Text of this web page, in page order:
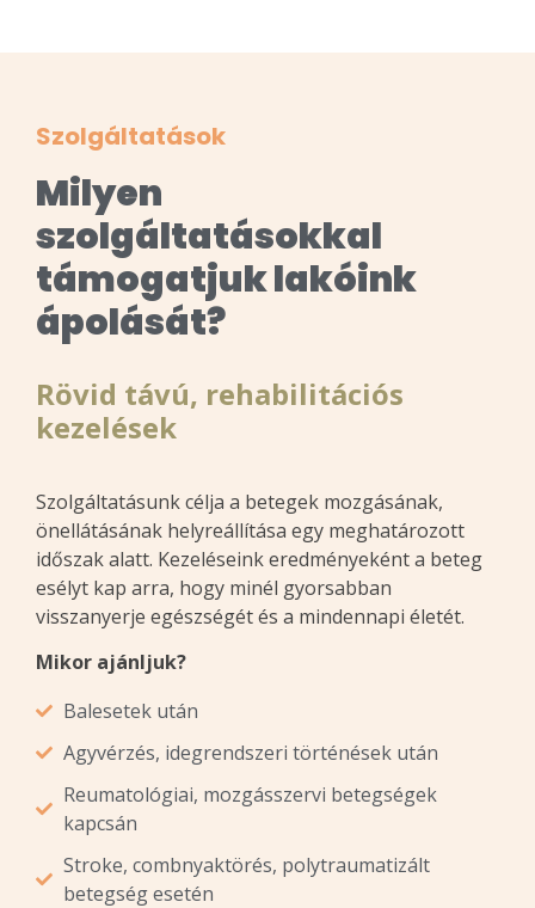
Szolgáltatások
Milyen
szolgáltatásokkal
támogatjuk lakóink
ápolását?
Rövid távú, rehabilitációs
kezelések
Szolgáltatásunk célja a betegek mozgásának,
önellátásának helyreállítása egy meghatározott
időszak alatt. Kezeléseink eredményeként a beteg
esélyt kap arra, hogy minél gyorsabban
visszanyerje egészségét és a mindennapi életét.
Mikor ajánljuk?
Balesetek után
Agyvérzés, idegrendszeri történések után
Reumatológiai, mozgásszervi betegségek
kapcsán
Stroke, combnyaktörés, polytraumatizált
betegség esetén